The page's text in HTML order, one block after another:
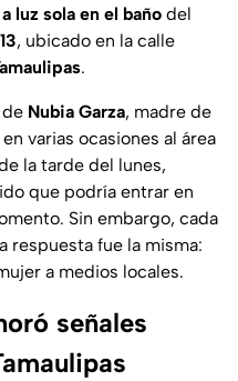
luz sola en el baño del
, ubicado en la calle
.
Nubia Garza, madre de
varias ocasiones al área
la tarde del lunes,
que podría entrar en
Sin embargo, cada
respuesta fue la misma:
a medios locales.
señales